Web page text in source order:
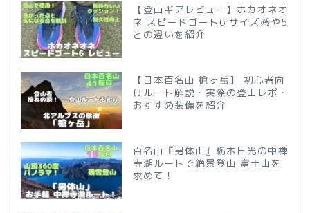
【登山ギアレビュー】ホカオネオ
ネ スピードゴート6 サイズ感や5
との違いを紹介
【日本百名山 槍ヶ岳】 初心者向
けルート解説・実際の登山レポ・
おすすめ装備を紹介
百名山『男体山』栃木日光の中禅
寺湖ルートで絶景登山 富士山を
求めて！